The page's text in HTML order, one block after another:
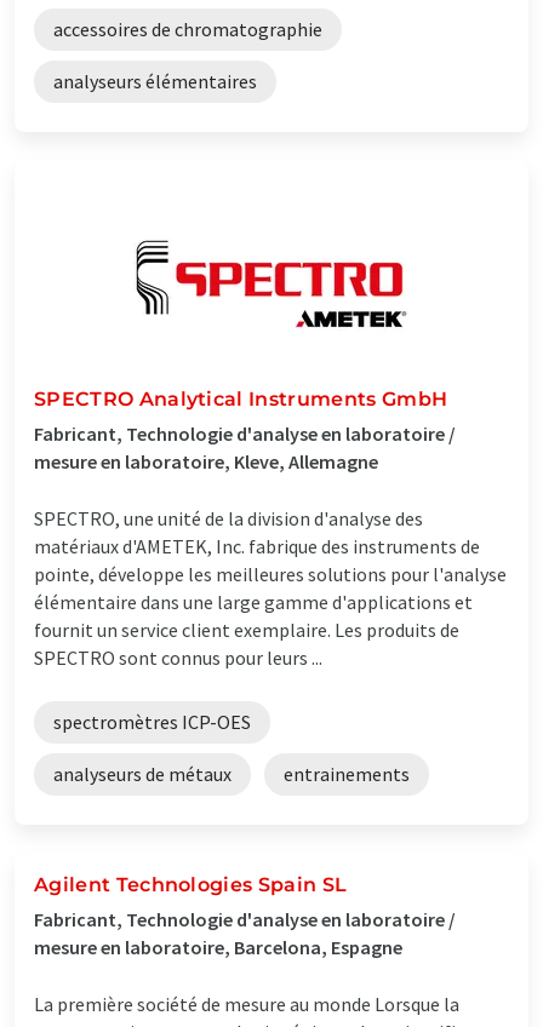
accessoires de chromatographie
analyseurs élémentaires
SPECTRO Analytical Instruments GmbH
Fabricant, Technologie d'analyse en laboratoire /
mesure en laboratoire, Kleve, Allemagne
SPECTRO, une unité de la division d'analyse des
matériaux d'AMETEK, Inc. fabrique des instruments de
pointe, développe les meilleures solutions pour l'analyse
élémentaire dans une large gamme d'applications et
fournit un service client exemplaire. Les produits de
SPECTRO sont connus pour leurs ...
spectromètres ICP-OES
analyseurs de métaux entrainements
Agilent Technologies Spain SL
Fabricant, Technologie d'analyse en laboratoire /
mesure en laboratoire, Barcelona, Espagne
La première société de mesure au monde Lorsque la